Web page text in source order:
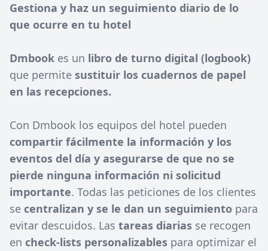
Gestiona y haz un seguimiento diario de lo
que ocurre en tu hotel
Dmbook es un libro de turno digital (logbook)
que permite sustituir los cuadernos de papel
en las recepciones.
Con Dmbook los equipos del hotel pueden
compartir fácilmente la información y los
eventos del día y asegurarse de que no se
pierde ninguna información ni solicitud
importante. Todas las peticiones de los clientes
se centralizan y se le dan un seguimiento para
evitar descuidos. Las tareas diarias se recogen
en check-lists personalizables para optimizar el